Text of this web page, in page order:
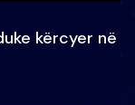
kërcyer në